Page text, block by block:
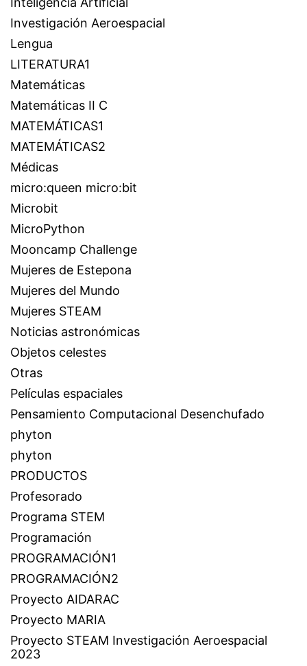
Investigación Aeroespacial
Lengua
LITERATURA1
Matemáticas
Matemáticas II C
MATEMÁTICAS1
MATEMÁTICAS2
Médicas
micro:queen micro:bit
Microbit
MicroPython
Mooncamp Challenge
Mujeres de Estepona
Mujeres del Mundo
Mujeres STEAM
Noticias astronómicas
Objetos celestes
Otras
Películas espaciales
Pensamiento Computacional Desenchufado
phyton
phyton
PRODUCTOS
Profesorado
Programa STEM
Programación
PROGRAMACIÓN1
PROGRAMACIÓN2
Proyecto AIDARAC
Proyecto MARIA
Proyecto STEAM Investigación Aeroespacial
2023